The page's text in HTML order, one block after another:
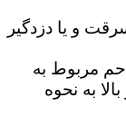
و یا دزدگیر
مربوط به
به نحوه